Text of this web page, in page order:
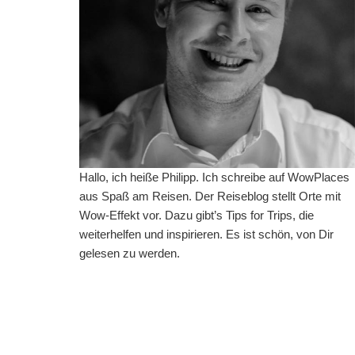
Hallo, ich heiße Philipp. Ich schreibe auf WowPlaces
aus Spaß am Reisen. Der Reiseblog stellt Orte mit
Wow-Effekt vor. Dazu gibt’s Tips for Trips, die
weiterhelfen und inspirieren. Es ist schön, von Dir
gelesen zu werden.